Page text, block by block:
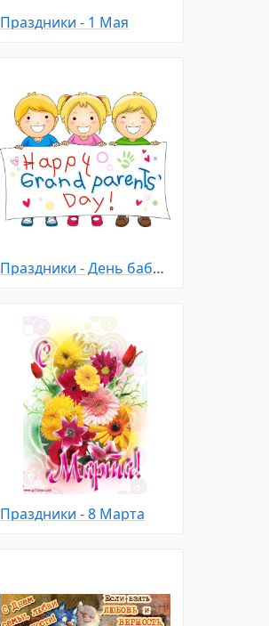
Праздники - 1 Мая
Праздники - День бабушек и дедушек
Праздники - 8 Марта